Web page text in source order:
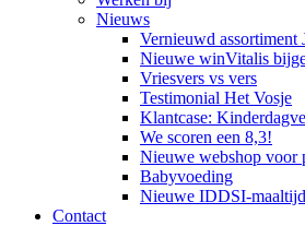
Nieuws
Vernieuwd
Nieuwe winVitalis
Vriesvers vs vers
Testimonial Het Vosje
Klantcase:
We scoren een 8,3!
Nieuwe webshop voor
Babyvoeding
Nieuwe IDDSI-
Contact